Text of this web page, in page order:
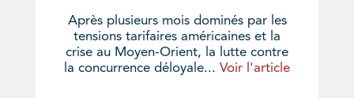
Après plusieurs mois dominés par les
tensions tarifaires américaines et la
crise au Moyen-Orient, la lutte contre
la concurrence déloyale... Voir l'article